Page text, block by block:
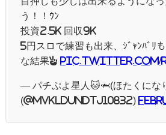
う！！ｳﾝ
投資2.5k 回収9k
5円スロで練習も出来、ｼﾞｬﾝﾊﾞﾘ
な結果✌️ pic.twitter.com/
— パチぷよ星人🐱🦈(ほたくにな
(@MVklDUNDTj10832)